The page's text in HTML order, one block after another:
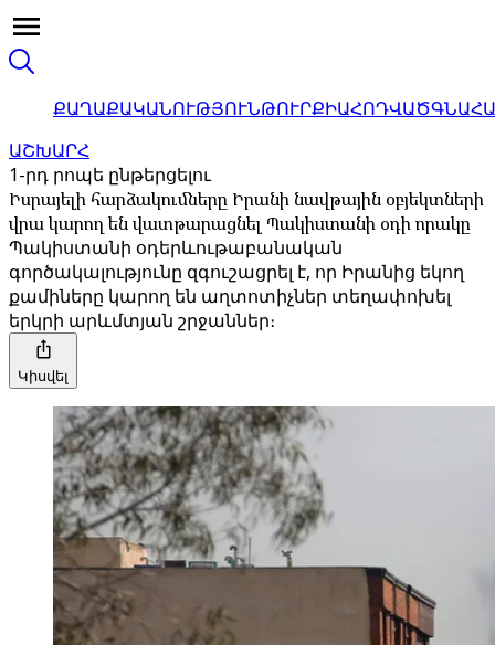
ՔԱՂԱՔԱԿԱՆՈՒԹՅՈՒՆԹՈՒՐՔԻԱՀՈԴՎԱԾ
ԱՇԽԱՐՀ
1-րդ րոպե ընթերցելու
Իսրայելի հարձակումները Իրանի նավթային օբյեկտների
վրա կարող են վատթարացնել Պակիստանի օդի որակը
Պակիստանի օդերևութաբանական
գործակալությունը զգուշացրել է, որ Իրանից եկող
քամիները կարող են աղտոտիչներ տեղափոխել
երկրի արևմտյան շրջաններ։
Կիսվել